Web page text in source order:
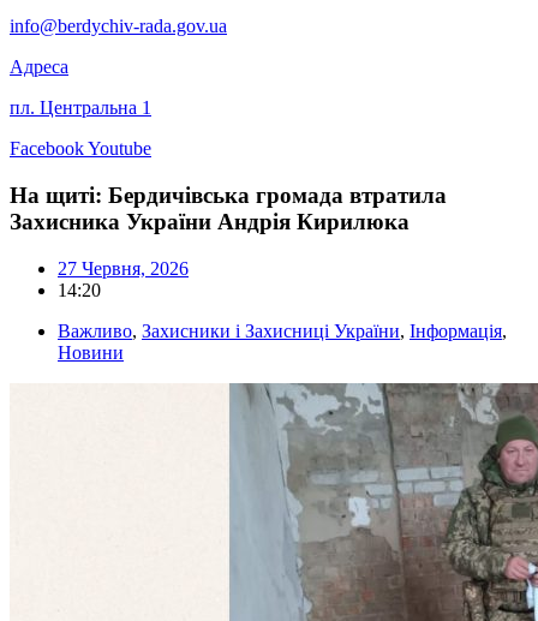
info@berdychiv-rada.gov.ua
Адреса
пл. Центральна 1
FacebookYoutube
На щиті: Бердичівська громада втратила
Захисника України Андрія Кирилюка
27 Червня, 2026
14:20
Важливо, Захисники і Захисниці України, Інформація,
Новини